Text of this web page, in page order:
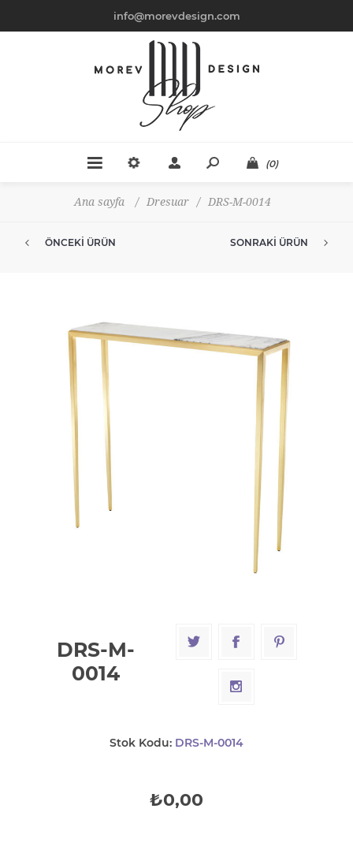
info@morevdesign.com
(0)
Ana sayfa / Dresuar / DRS-M-0014
ÖNCEKI ÜRÜN SONRAKI ÜRÜN
DRS-M-
0014
Stok Kodu: DRS-M-0014
₺0,00